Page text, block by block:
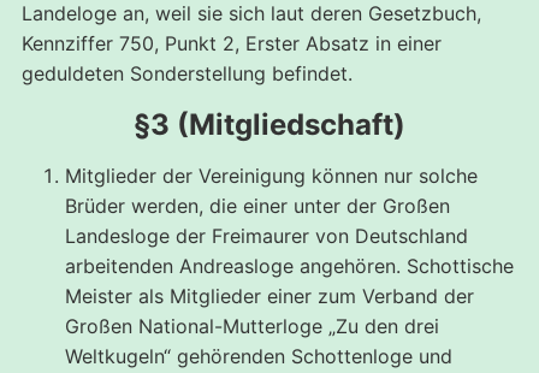
Landeloge an, weil sie sich laut deren Gesetzbuch,
Kennziffer 750, Punkt 2, Erster Absatz in einer
geduldeten Sonderstellung befindet.
§3 (Mitgliedschaft)
Mitglieder der Vereinigung können nur solche
Brüder werden, die einer unter der Großen
Landesloge der Freimaurer von Deutschland
arbeitenden Andreasloge angehören. Schottische
Meister als Mitglieder einer zum Verband der
Großen National-Mutterloge „Zu den drei
Weltkugeln“ gehörenden Schottenloge und